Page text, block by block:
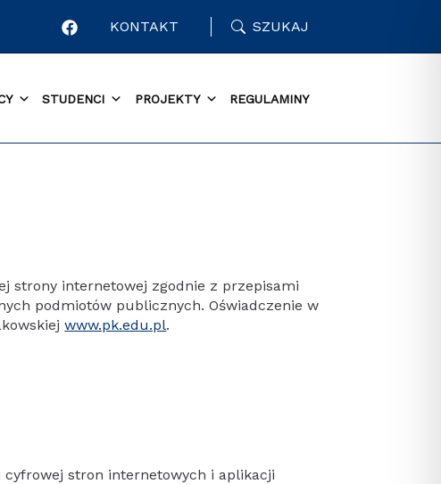
KONTAKT SZUKAJ
STUDENCI PROJEKTY REGULAMINY
strony internetowej zgodnie z przepisami
podmiotów publicznych. Oświadczenie w
www.pk.edu.pl.
cyfrowej stron internetowych i aplikacji